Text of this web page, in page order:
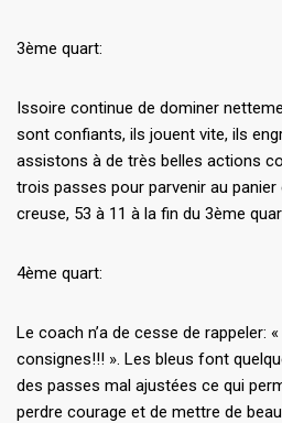
3ème quart:
Issoire continue de dominer
sont confiants, ils jouent vite, ils
assistons à de très belles actions
trois passes pour parvenir au
creuse, 53 à 11 à la fin du 3ème
4ème quart:
Le coach n’a de cesse de rappeler:
consignes!!! ». Les bleus font
des passes mal ajustées ce qui
perdre courage et de mettre de